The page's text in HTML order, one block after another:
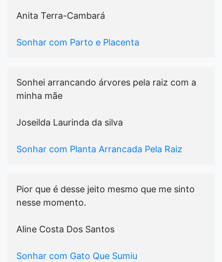
Anita Terra-Cambará
Sonhar com Parto e Placenta
Sonhei arrancando árvores pela raiz com a
minha mãe
Joseilda Laurinda da silva
Sonhar com Planta Arrancada Pela Raiz
Pior que é desse jeito mesmo que me sinto
nesse momento.
Aline Costa Dos Santos
Sonhar com Gato Que Sumiu